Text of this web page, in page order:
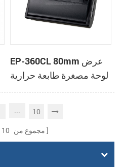
EP-360CL 80mm عرض
لوحة مصغرة طابعة حرارية
مع لصناعة السيارات في
... 10
مجموع من 10